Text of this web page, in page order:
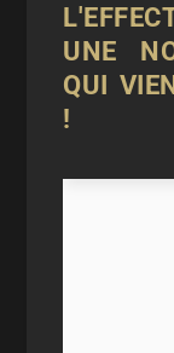
UNE
QUI
!